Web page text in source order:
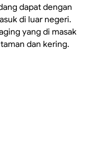
dapat dengan
di luar negeri.
yang di masak
dan kering.